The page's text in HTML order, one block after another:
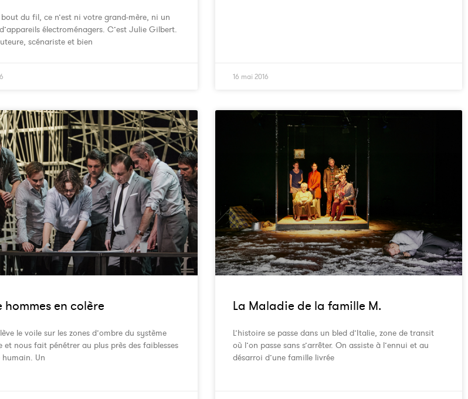
bout du fil, ce n’est ni votre grand-mère, ni un
électroménagers. C’est Julie Gilbert.
scénariste et bien
16 mai 2016
hommes en colère
le voile sur les zones d’ombre du système
et nous fait pénétrer au plus près des faiblesses
humain. Un
La Maladie de la famille M.
L’histoire se passe dans un bled d’Italie, zone de transit
où l’on passe sans s’arrêter. On assiste à l’ennui et au
désarroi d’une famille livrée